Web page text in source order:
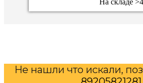
Не нашли что искали,